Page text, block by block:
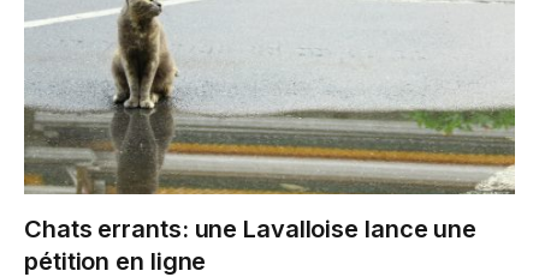
Chats errants: une Lavalloise lance une
pétition en ligne